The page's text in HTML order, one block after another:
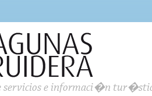
servicios e informaci�n